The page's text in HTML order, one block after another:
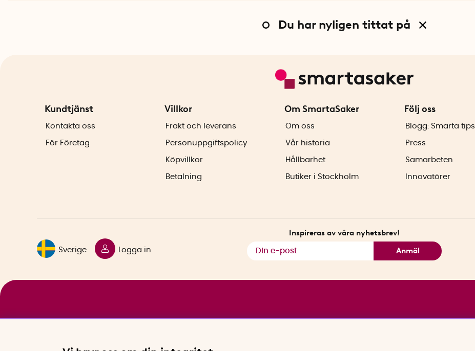
Du har nyligen tittat på
Kundtjänst
Kontakta oss
För Företag
Villkor
Frakt och leverans
Personuppgiftspolicy
Köpvillkor
Betalning
Om SmartaSaker
Om oss
Vår historia
Hållbarhet
Butiker i Stockholm
Följ oss
Blogg: Smarta tips
Press
Samarbeten
Innovatörer
Sverige Logga in
Inspireras av våra nyhetsbrev!
Anmäl